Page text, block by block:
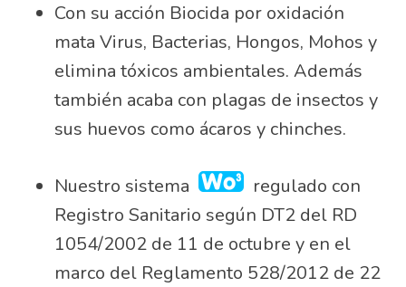
Con su acción Biocida por oxidación
mata Virus, Bacterias, Hongos, Mohos y
elimina tóxicos ambientales. Además
también acaba con plagas de insectos y
sus huevos como ácaros y chinches.
Nuestro sistema
regulado con
Registro Sanitario según DT2 del RD
1054/2002 de 11 de octubre y en el
marco del Reglamento 528/2012 de 22